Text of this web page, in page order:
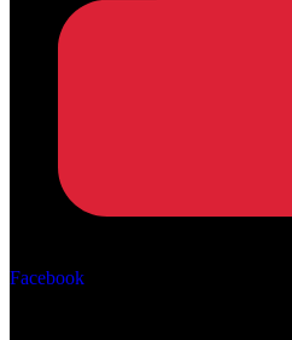
Facebook